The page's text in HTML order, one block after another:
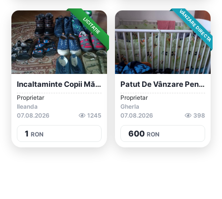
LICITAȚIE
Incaltaminte Copii Mărime 25 Și 27
Proprietar
Ileanda
07.08.2026
1245
1 RON
VÂNZARE DIRECTA
Patut De Vânzare Pentru Copii
Proprietar
Gherla
07.08.2026
398
600 RON